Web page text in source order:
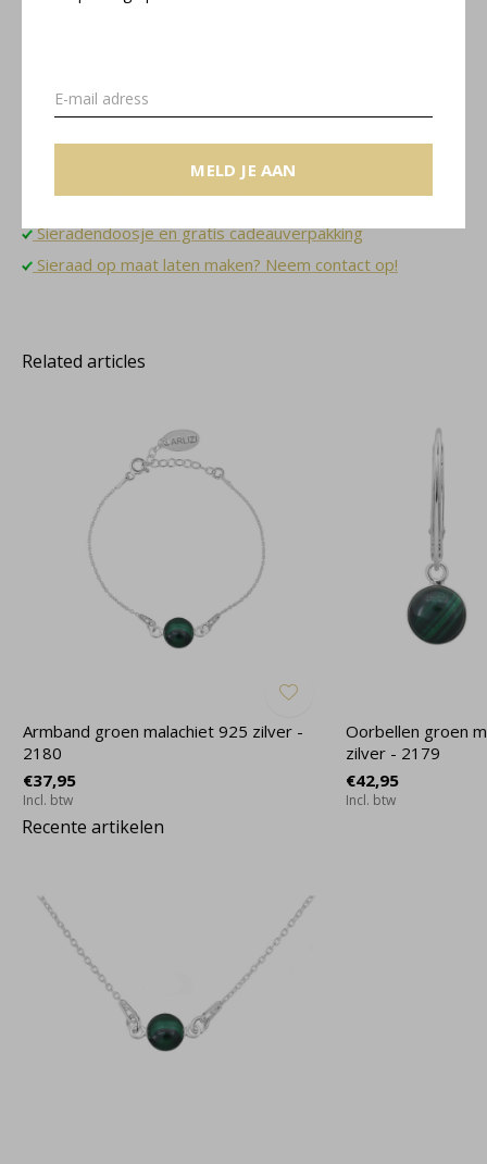
MELD JE AAN
Maattabel
Gratis verzending binnen NL
Sieradendoosje en gratis cadeauverpakking
Sieraad op maat laten maken? Neem contact op!
Related articles
Armband groen malachiet 925 zilver -
2180
€37,95
Incl. btw
Oorbellen groen
zilver - 2179
€42,95
Incl. btw
Recente artikelen